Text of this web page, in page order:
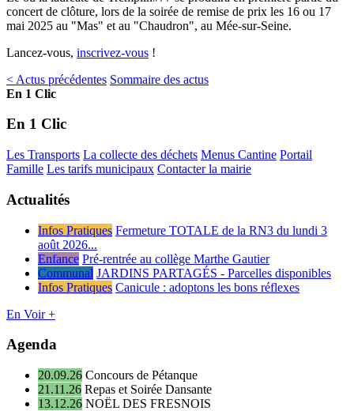
concert de clôture, lors de la soirée de remise de prix les 16 ou 17
mai 2025 au "Mas" et au "Chaudron", au Mée-sur-Seine.
Lancez-vous, inscrivez-vous !
< Actus précédentes Sommaire des actus
En 1 Clic
En 1 Clic
Les Transports La collecte des déchets Menus Cantine Portail
Famille Les tarifs municipaux Contacter la mairie
Actualités
Infos Pratiques Fermeture TOTALE de la RN3 du lundi 3
août 2026...
Enfance Pré-rentrée au collège Marthe Gautier
Communal JARDINS PARTAGÉS - Parcelles disponibles
Infos Pratiques Canicule : adoptons les bons réflexes
En Voir +
Agenda
20.09.26 Concours de Pétanque
21.11.26 Repas et Soirée Dansante
13.12.26 NOËL DES FRESNOIS